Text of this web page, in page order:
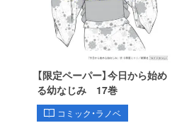
【限定ペーパー】今日から始め
る幼なじみ 17巻
コミック・ラノベ